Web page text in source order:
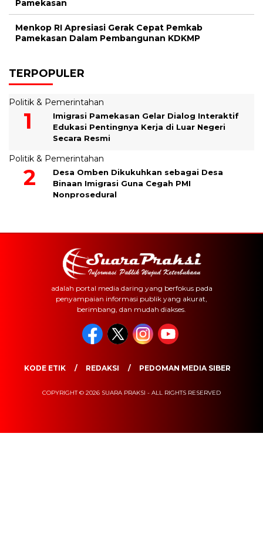
Pamekasan
Menkop RI Apresiasi Gerak Cepat Pemkab
Pamekasan Dalam Pembangunan KDKMP
TERPOPULER
Politik & Pemerintahan
Imigrasi Pamekasan Gelar Dialog Interaktif
Edukasi Pentingnya Kerja di Luar Negeri
Secara Resmi
Politik & Pemerintahan
Desa Omben Dikukuhkan sebagai Desa
Binaan Imigrasi Guna Cegah PMI
Nonprosedural
adalah portal media daring yang berfokus pada
penyampaian informasi publik yang akurat,
berimbang, dan mudah diakses.
KODE ETIK REDAKSI PEDOMAN MEDIA SIBER
COPYRIGHT © 2026 SUARA PRAKSI - ALL RIGHTS RESERVED